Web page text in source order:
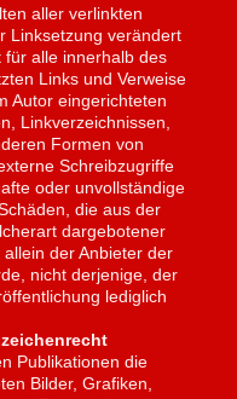
aller verlinkten
Linksetzung verändert
alle innerhalb des
Links und Verweise
Autor eingerichteten
Linkverzeichnissen,
Formen von
Schreibzugriffe
oder unvollständige
die aus der
dargebotener
der Anbieter der
nicht derjenige, der
lediglich
Publikationen die
Bilder, Grafiken,